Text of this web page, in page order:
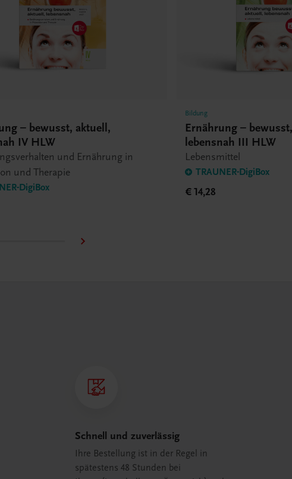
– bewusst, aktuell,
IV HLW
und Ernährung in
und Therapie
DigiBox
Bildung
Ernährung –
lebensnah III HLW
Lebensmittel
TRAUNER-DigiBox
€ 14,28
Schnell und zuverlässig
Ihre Bestellung ist in der Regel in
spätestens 48 Stunden bei